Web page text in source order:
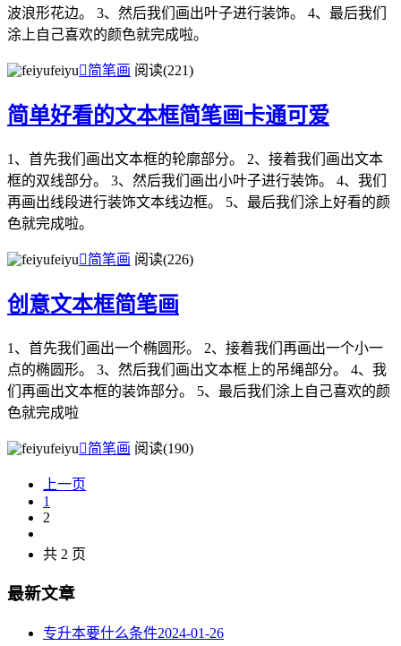
波浪形花边。 3、然后我们画出叶子进行装饰。 4、最后我们
涂上自己喜欢的颜色就完成啦。
feiyu简笔画 阅读(221)
简单好看的文本框简笔画卡通可爱
1、首先我们画出文本框的轮廓部分。 2、接着我们画出文本
框的双线部分。 3、然后我们画出小叶子进行装饰。 4、我们
再画出线段进行装饰文本线边框。 5、最后我们涂上好看的颜
色就完成啦。
feiyu简笔画 阅读(226)
创意文本框简笔画
1、首先我们画出一个椭圆形。 2、接着我们再画出一个小一
点的椭圆形。 3、然后我们画出文本框上的吊绳部分。 4、我
们再画出文本框的装饰部分。 5、最后我们涂上自己喜欢的颜
色就完成啦
feiyu简笔画 阅读(190)
上一页
1
2
共 2 页
最新文章
专升本要什么条件2024-01-26